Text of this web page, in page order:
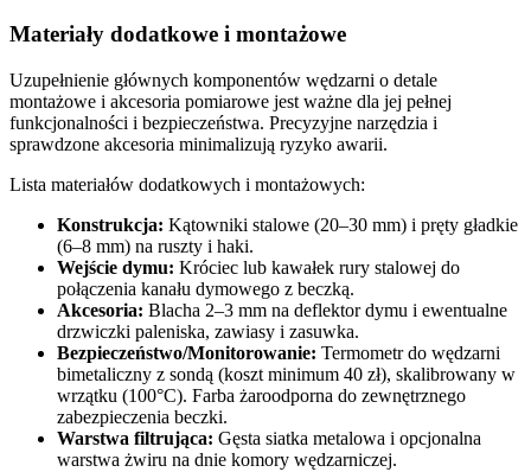
Materiały dodatkowe i montażowe
Uzupełnienie głównych komponentów wędzarni o detale
montażowe i akcesoria pomiarowe jest ważne dla jej pełnej
funkcjonalności i bezpieczeństwa. Precyzyjne narzędzia i
sprawdzone akcesoria minimalizują ryzyko awarii.
Lista materiałów dodatkowych i montażowych:
Konstrukcja: Kątowniki stalowe (20–30 mm) i pręty gładkie
(6–8 mm) na ruszty i haki.
Wejście dymu: Króciec lub kawałek rury stalowej do
połączenia kanału dymowego z beczką.
Akcesoria: Blacha 2–3 mm na deflektor dymu i ewentualne
drzwiczki paleniska, zawiasy i zasuwka.
Bezpieczeństwo/Monitorowanie: Termometr do wędzarni
bimetaliczny z sondą (koszt minimum 40 zł), skalibrowany w
wrzątku (100°C). Farba żaroodporna do zewnętrznego
zabezpieczenia beczki.
Warstwa filtrująca: Gęsta siatka metalowa i opcjonalna
warstwa żwiru na dnie komory wędzarniczej.